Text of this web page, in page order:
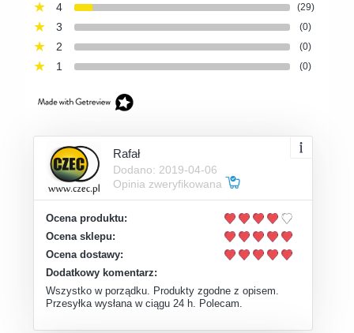
4 (29)
3 (0)
2 (0)
1 (0)
Rafał
Dodano: 2019-04-06
Opinia zweryfikowana
Ocena produktu:
Ocena sklepu:
Ocena dostawy:
Dodatkowy komentarz:
Wszystko w porządku. Produkty zgodne z opisem.
Przesyłka wysłana w ciągu 24 h. Polecam.